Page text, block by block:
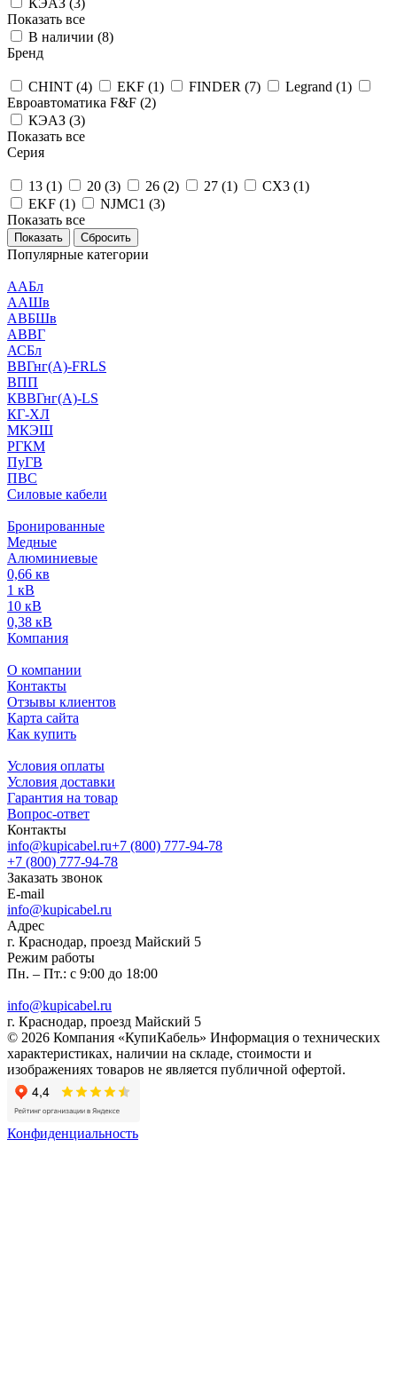
Показать все
В наличии (8)
Бренд
CHINT (4) EKF (1) FINDER (7) Legrand (1)
Евроавтоматика F&F (2)
КЭАЗ (3)
Показать все
Серия
13 (1) 20 (3) 26 (2) 27 (1) CX3 (1)
EKF (1) NJMC1 (3)
Показать все
Сбросить
Популярные категории
ААБл
ААШв
АВБШв
АВВГ
АСБл
ВВГнг(А)-FRLS
ВПП
КВВГнг(А)-LS
КГ-ХЛ
МКЭШ
РГКМ
ПуГВ
ПВС
Силовые кабели
Бронированные
Медные
Алюминиевые
0,66 кв
1 кВ
10 кВ
0,38 кВ
Компания
О компании
Контакты
Отзывы клиентов
Карта сайта
Как купить
Условия оплаты
Условия доставки
Гарантия на товар
Вопрос-ответ
Контакты
info@kupicabel.ru+7 (800) 777-94-78
+7 (800) 777-94-78
Заказать звонок
E-mail
info@kupicabel.ru
Адрес
г. Краснодар, проезд Майский 5
Режим работы
Пн. – Пт.: с 9:00 до 18:00
info@kupicabel.ru
г. Краснодар, проезд Майский 5
© 2026 Компания «КупиКабель» Информация о технических
характеристиках, наличии на складе, стоимости и
изображениях товаров не является публичной офертой.
Конфиденциальность